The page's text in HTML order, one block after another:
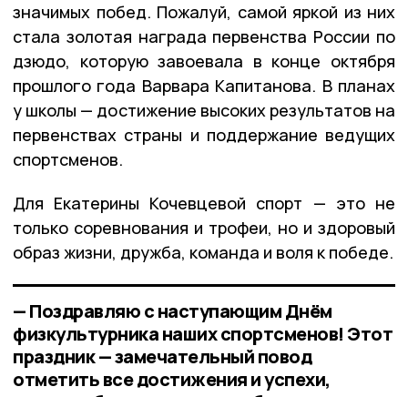
значимых побед. Пожалуй, самой яркой из них
стала золотая награда первенства России по
дзюдо, которую завоевала в конце октября
прошлого года Варвара Капитанова. В планах
у школы — достижение высоких результатов на
первенствах страны и поддержание ведущих
спортсменов.
Для Екатерины Кочевцевой спорт — это не
только соревнования и трофеи, но и здоровый
образ жизни, дружба, команда и воля к победе.
— Поздравляю с наступающим Днём
физкультурника наших спортсменов! Этот
праздник — замечательный повод
отметить все достижения и успехи,